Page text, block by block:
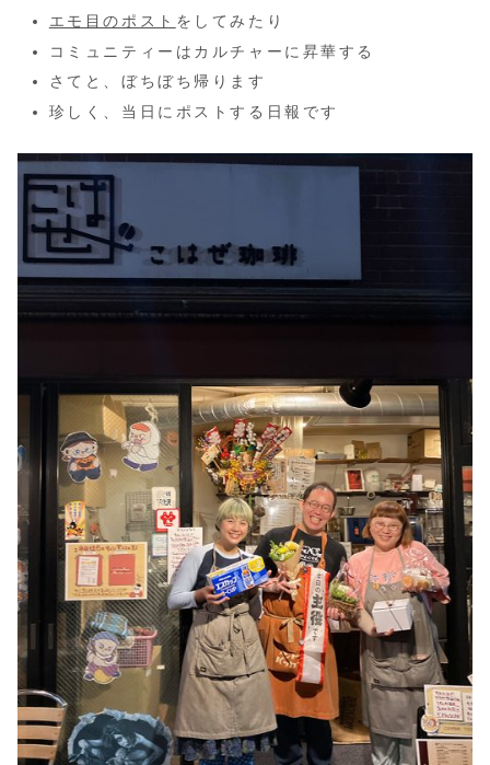
エモ目のポスト をしてみたり
コミュニティーはカルチャーに昇華する
さてと、ぼちぼち帰ります
珍しく、当日にポストする日報です